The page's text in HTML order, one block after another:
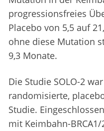
progressionsfreies
Placebo von 5,5 auf
ohne diese Mutation
9,3 Monate.
Die Studie SOLO-2
randomisierte,
Studie.
mit Keimbahn-